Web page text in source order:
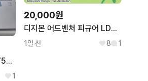
HP ZBook 15 G6 i7-9750H / T2000 / 16GB / SSD 512GB / 전문가 워크스테이션
1
20,000원
디지몬 어드벤처 피규어 LDCX 야미박스 도시락 인형 누이
1일 전 8 1